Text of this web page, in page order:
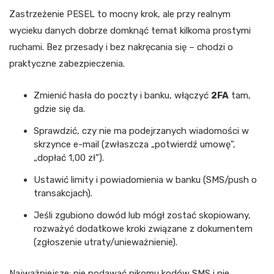
Zastrzeżenie PESEL to mocny krok, ale przy realnym
wycieku danych dobrze domknąć temat kilkoma prostymi
ruchami. Bez przesady i bez nakręcania się – chodzi o
praktyczne zabezpieczenia.
Zmienić hasła do poczty i banku, włączyć 2FA tam,
gdzie się da.
Sprawdzić, czy nie ma podejrzanych wiadomości w
skrzynce e-mail (zwłaszcza „potwierdź umowę”,
„dopłać 1,00 zł”).
Ustawić limity i powiadomienia w banku (SMS/push o
transakcjach).
Jeśli zgubiono dowód lub mógł zostać skopiowany,
rozważyć dodatkowe kroki związane z dokumentem
(zgłoszenie utraty/unieważnienie).